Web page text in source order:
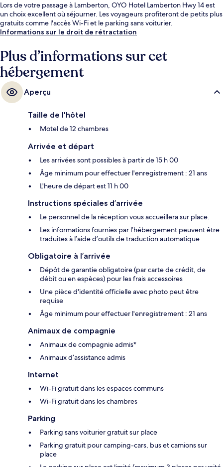
Lors de votre passage à Lamberton, OYO Hotel Lamberton Hwy 14 est
un choix excellent où séjourner. Les voyageurs profiteront de petits plus
gratuits comme l'accès Wi-Fi et le parking sans voiturier.
Informations sur le droit de rétractation
Plus d’informations sur cet
hébergement
Aperçu
Taille de l'hôtel
Motel de 12 chambres
Arrivée et départ
Les arrivées sont possibles à partir de 15 h 00
Âge minimum pour effectuer l'enregistrement : 21 ans
L'heure de départ est 11 h 00
Instructions spéciales d’arrivée
Le personnel de la réception vous accueillera sur place.
Les informations fournies par l’hébergement peuvent être
traduites à l’aide d’outils de traduction automatique
Obligatoire à l’arrivée
Dépôt de garantie obligatoire (par carte de crédit, de
débit ou en espèces) pour les frais accessoires
Une pièce d'identité officielle avec photo peut être
requise
Âge minimum pour effectuer l'enregistrement : 21 ans
Animaux de compagnie
Animaux de compagnie admis*
Animaux d’assistance admis
Internet
Wi-Fi gratuit dans les espaces communs
Wi-Fi gratuit dans les chambres
Parking
Parking sans voiturier gratuit sur place
Parking gratuit pour camping-cars, bus et camions sur
place